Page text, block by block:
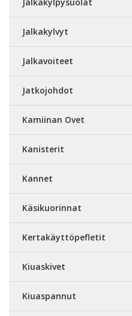
Jalkakylvyt
Jalkavoiteet
Jatkojohdot
Kamiinan Ovet
Kanisterit
Kannet
Käsikuorinnat
Kertakäyttöpefletit
Kiuaskivet
Kiuaspannut